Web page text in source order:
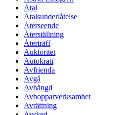
Åtal
Åtalsunderlåtelse
Återseende
Återställning
Återträff
Auktoritet
Autokrati
Avfrienda
Avgå
Avhängd
Avhopparverksamhet
Avrättning